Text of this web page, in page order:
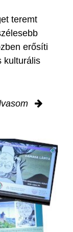
teremt
erősíti
kulturális